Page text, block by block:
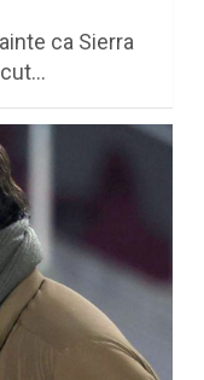
ca Sierra